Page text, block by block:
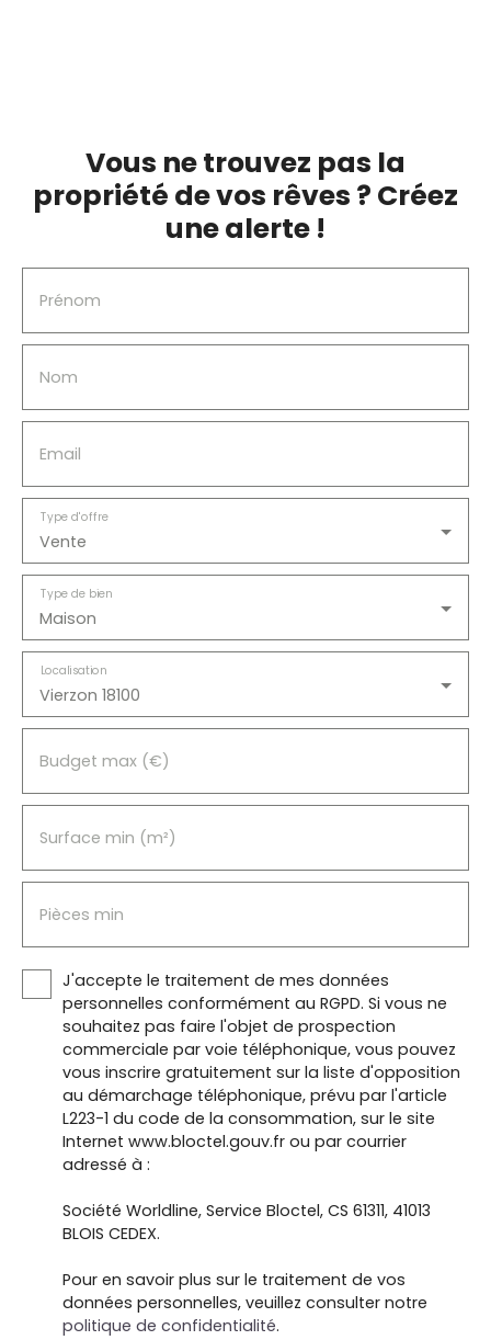
Vous ne trouvez pas la
propriété de vos rêves ? Créez
une alerte !
Prénom
Nom
Email
Vente
Type d'offre
Maison
Type de bien
Vierzon 18100
Localisation
Budget max (€)
Surface min (m²)
Pièces min
J'accepte le traitement de mes données
personnelles conformément au RGPD. Si vous ne
souhaitez pas faire l'objet de prospection
commerciale par voie téléphonique, vous pouvez
vous inscrire gratuitement sur la liste d'opposition
au démarchage téléphonique, prévu par l'article
L223-1 du code de la consommation, sur le site
Internet www.bloctel.gouv.fr ou par courrier
adressé à :
Société Worldline, Service Bloctel, CS 61311, 41013
BLOIS CEDEX.
Pour en savoir plus sur le traitement de vos
données personnelles, veuillez consulter notre
politique de confidentialité.